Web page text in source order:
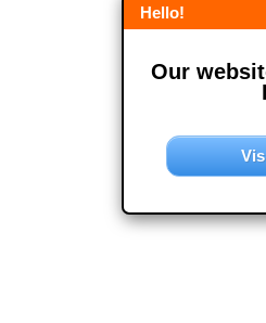
Hello!
Our